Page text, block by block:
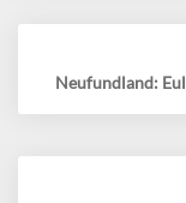
Neufundland: